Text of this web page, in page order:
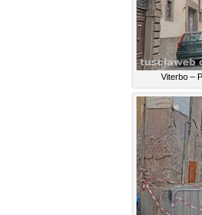
Viterbo –